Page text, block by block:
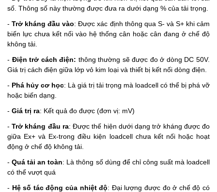
số. Thông số này thường được đưa ra dưới dạng % của tải trọng.
-Trở kháng đầu vào: Được xác định thông qua S- và S+ khi cảm
biến lực chưa kết nối vào hệ thống cân hoặc cân đang ở chế độ
không tải.
- Điện trở cách điện: thông thường sẽ được đo ở dòng DC 50V.
Giá trị cách điện giữa lớp vỏ kim loại và thiết bị kết nối dòng điện.
- Phá hủy cơ học: Là giá trị tải trọng mà loadcell có thể bị phá vỡ
hoặc biến dạng.
- Giá trị ra: Kết quả đo được (đơn vị: mV)
-Trở kháng đầu ra: Được thế hiện dưới dạng trở kháng được đo
giữa Ex+ và Ex-trong điều kiện loadcell chưa kết nối hoặc hoạt
động ở chế độ không tải.
-Quá tải an toàn: Là thông số dùng để chỉ công suất mà loadcell
có thể vượt quá
- Hệ số tác động của nhiệt độ: Đại lượng được đo ở chế độ có